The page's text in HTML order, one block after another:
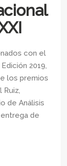
con el
2019,
los premios
Ruiz,
de Análisis
de